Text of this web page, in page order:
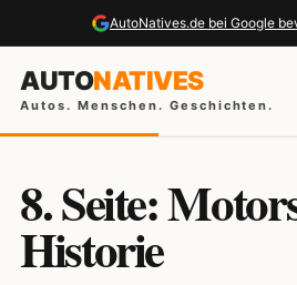
AutoNatives.de bei Google
AUTONATIVES
Autos. Menschen. Geschichten.
8. Seite:
Historie